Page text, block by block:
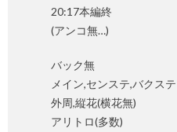
20:17本編終
(アンコ無…)
バック無
メイン,センステ,バクステ
外周,縦花(横花無)
アリトロ(多数)